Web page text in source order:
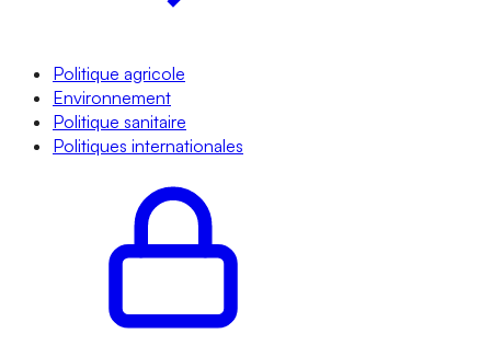
Politique agricole
Environnement
Politique sanitaire
Politiques internationales